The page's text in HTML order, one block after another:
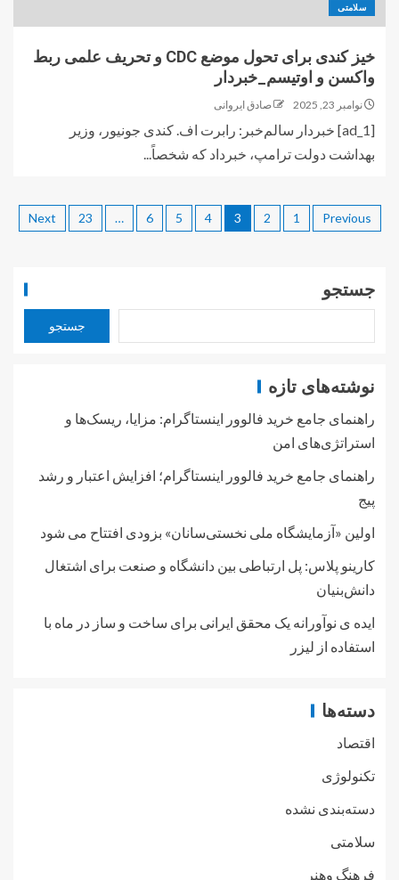
سلامتی
خیز کندی برای تحول موضع CDC و تحریف علمی ربط
واکسن و اوتیسم_خبردار
نوامبر 23, 2025 صادق ایروانی
[ad_1] خبردار سالم‌خبر: رابرت اف. کندی جونیور، وزیر
بهداشت دولت ترامپ، خبرداد که شخصاً...
Previous
1
2
3
4
5
6
…
23
Next
جستجو
جستجو
نوشته‌های تازه
راهنمای جامع خرید فالوور اینستاگرام: مزایا، ریسک‌ها و
استراتژی‌های امن
راهنمای جامع خرید فالوور اینستاگرام؛ افزایش اعتبار و رشد
پیج
اولین «آزمایشگاه ملی نخستی‌سانان» بزودی افتتاح می شود
کارینو پلاس: پل ارتباطی بین دانشگاه و صنعت برای اشتغال
دانش‌بنیان
ایده ی نوآورانه یک محقق ایرانی برای ساخت و ساز در ماه با
استفاده از لیزر
دسته‌ها
اقتصاد
تکنولوژی
دسته‌بندی نشده
سلامتی
فرهنگ وهنر